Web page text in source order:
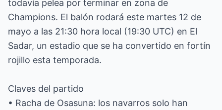
todavía pelea por terminar en zona de
Champions. El balón rodará este martes 12 de
mayo a las 21:30 hora local (19:30 UTC) en El
Sadar, un estadio que se ha convertido en fortín
rojillo esta temporada.
Claves del partido
• Racha de Osasuna: los navarros solo han